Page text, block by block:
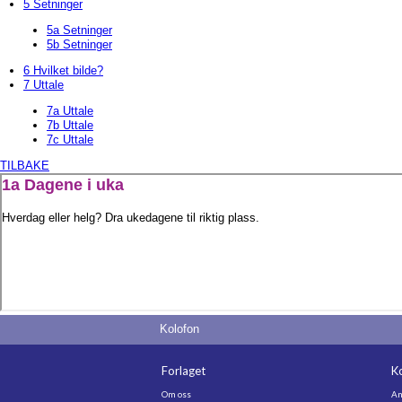
5 Setninger
5a Setninger
5b Setninger
6 Hvilket bilde?
7 Uttale
7a Uttale
7b Uttale
7c Uttale
TILBAKE
Kolofon
Forlaget
Om oss